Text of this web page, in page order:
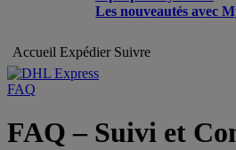
Les nouveautés avec
Accueil Expédier Suivre
FAQ
FAQ – Suivi et